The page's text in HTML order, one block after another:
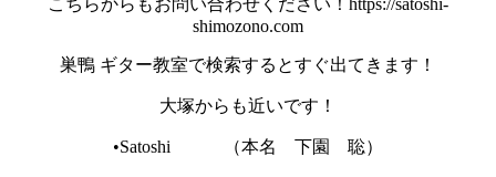
shimozono.com
巣鴨 ギター教室で検索するとすぐ出てきます！
大塚からも近いです！
•Satoshi （本名 下園 聡）